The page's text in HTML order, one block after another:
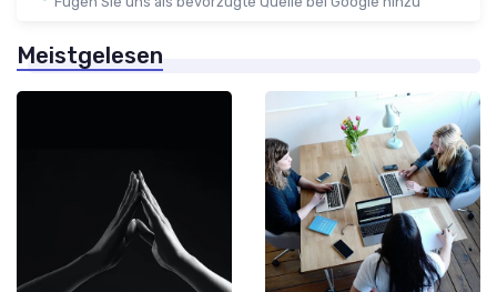
Meistgelesen